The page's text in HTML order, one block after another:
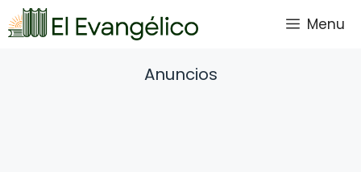
Saltar
al
Menu
Anuncios